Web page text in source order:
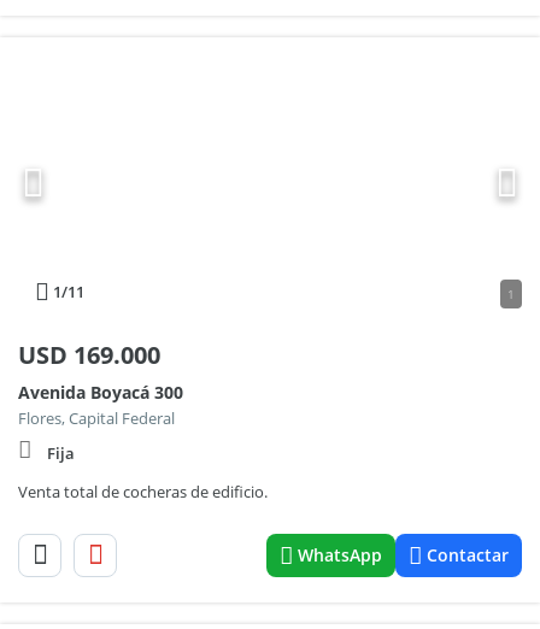
1/11 1
USD 169.000
Avenida Boyacá 300
Flores, Capital Federal
Fija
Venta total de cocheras de edificio.
WhatsApp Contactar